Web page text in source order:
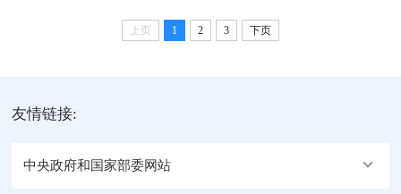
美丽阿里注入绿色动能。阿里地区位于西藏自治区西
上页 1 2 3 下页
友情链接:
中央政府和国家部委网站